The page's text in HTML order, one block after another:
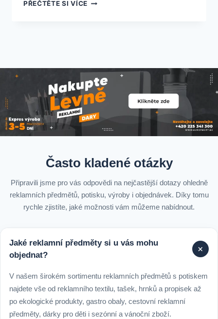
PŘEČTĚTE SI VÍCE
Často kladené otázky
Připravili jsme pro vás odpovědi na nejčastější dotazy ohledně
reklamních předmětů, potisku, výroby i objednávek. Díky tomu
rychle zjistíte, jaké možnosti vám můžeme nabídnout.
Jaké reklamní předměty si u vás mohu
objednat?
+
V našem širokém sortimentu reklamních předmětů s potiskem
najdete vše od reklamního textilu, tašek, hrnků a propisek až
po ekologické produkty, gastro obaly, cestovní reklamní
předměty, dárky pro děti i sezónní a vánoční zboží.